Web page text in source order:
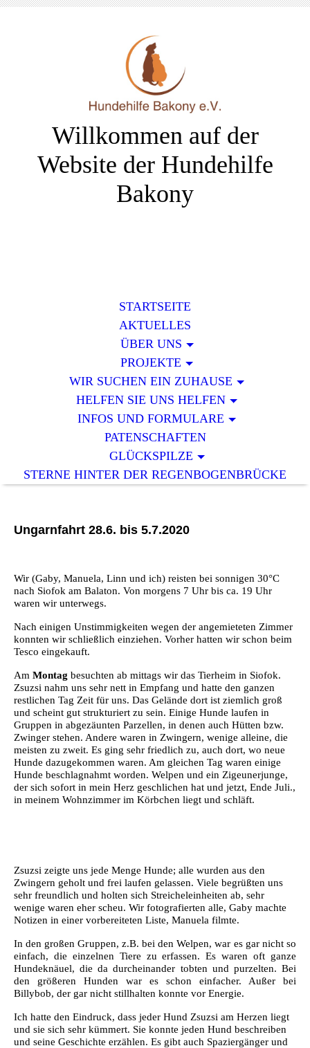
Willkommen auf der
Website der Hundehilfe
Bakony
STARTSEITE
AKTUELLES
ÜBER UNS
PROJEKTE
WIR SUCHEN EIN ZUHAUSE
HELFEN SIE UNS HELFEN
INFOS UND FORMULARE
PATENSCHAFTEN
GLÜCKSPILZE
STERNE HINTER DER REGENBOGENBRÜCKE
Ungarnfahrt 28.6. bis 5.7.2020
Wir (Gaby, Manuela, Linn und ich) reisten bei sonnigen 30°C
nach Siofok am Balaton. Von morgens 7 Uhr bis ca. 19 Uhr
waren wir unterwegs.
Nach einigen Unstimmigkeiten wegen der angemieteten Zimmer
konnten wir schließlich einziehen. Vorher hatten wir schon beim
Tesco eingekauft.
Am Montag besuchten ab mittags wir das Tierheim in Siofok.
Zsuzsi nahm uns sehr nett in Empfang und hatte den ganzen
restlichen Tag Zeit für uns. Das Gelände dort ist ziemlich groß
und scheint gut strukturiert zu sein. Einige Hunde laufen in
Gruppen in abgezäunten Parzellen, in denen auch Hütten bzw.
Zwinger stehen. Andere waren in Zwingern, wenige alleine, die
meisten zu zweit. Es ging sehr friedlich zu, auch dort, wo neue
Hunde dazugekommen waren. Am gleichen Tag waren einige
Hunde beschlagnahmt worden. Welpen und ein Zigeunerjunge,
der sich sofort in mein Herz geschlichen hat und jetzt, Ende Juli.,
in meinem Wohnzimmer im Körbchen liegt und schläft.
Zsuzsi zeigte uns jede Menge Hunde; alle wurden aus den
Zwingern geholt und frei laufen gelassen. Viele begrüßten uns
sehr freundlich und holten sich Streicheleinheiten ab, sehr
wenige waren eher scheu. Wir fotografierten alle, Gaby machte
Notizen in einer vorbereiteten Liste, Manuela filmte.
In den großen Gruppen, z.B. bei den Welpen, war es gar nicht so
einfach, die einzelnen Tiere zu erfassen. Es waren oft ganze
Hundeknäuel, die da durcheinander tobten und purzelten. Bei
den größeren Hunden war es schon einfacher. Außer bei
Billybob, der gar nicht stillhalten konnte vor Energie.
Ich hatte den Eindruck, dass jeder Hund Zsuzsi am Herzen liegt
und sie sich sehr kümmert. Sie konnte jeden Hund beschreiben
und seine Geschichte erzählen. Es gibt auch Spaziergänger und